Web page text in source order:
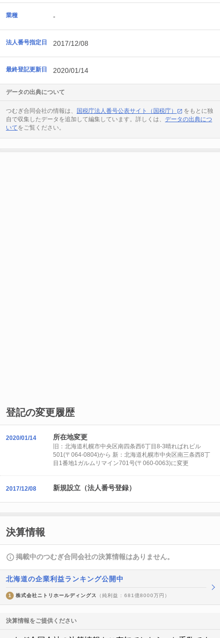
業種 -
法人番号指定日 2017/12/08
最終登記更新日 2020/01/14
データの出典について
つむぎ合同会社の情報は、 国税庁法人番号公表サイト（国税庁）
をもとに独
自で収集したデータを追加して編集しています。詳しくは、 データの出典につ
いてをご覧ください。
登記の変更履歴
2020/01/14 所在地変更
旧：北海道札幌市中央区南四条西6丁目8-3晴ればれビル
501(〒064-0804)から 新：北海道札幌市中央区南三条西8丁
目1番地1ガルムリマイン701号(〒060-0063)に変更
2017/12/08 新規設立（法人番号登録）
決算情報
掲載中のつむぎ合同会社の決算情報はありません。
北海道の企業利益ランキング公開中
1 株式会社ニトリホールディングス （純利益 : 681億8000万円）
決算情報をご提供ください